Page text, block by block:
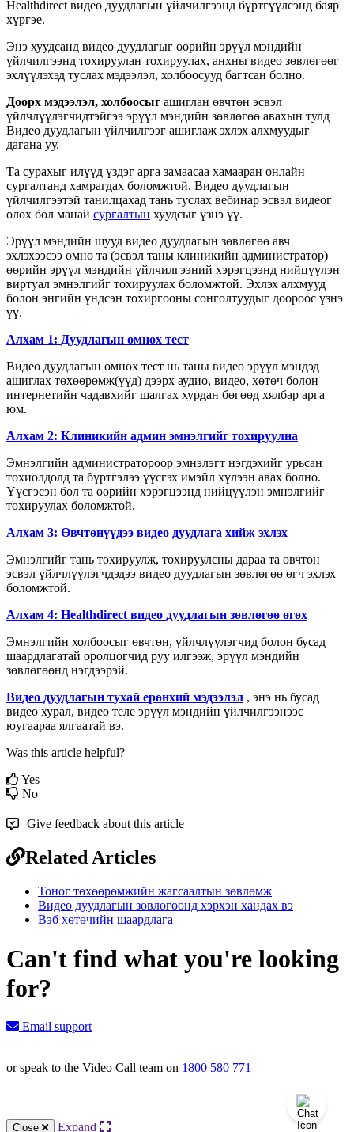
Healthdirect видео дуудлагын үйлчилгээнд бүртгүүлсэнд баяр
хүргэе.
Энэ хуудсанд видео дуудлагыг өөрийн эрүүл мэндийн
үйлчилгээнд тохируулан тохируулах, анхны видео зөвлөгөөг
эхлүүлэхэд туслах мэдээлэл, холбоосууд багтсан болно.
Доорх мэдээлэл, холбоосыг ашиглан өвчтөн эсвэл
үйлчлүүлэгчидтэйгээ эрүүл мэндийн зөвлөгөө авахын тулд
Видео дуудлагын үйлчилгээг ашиглаж эхлэх алхмуудыг
дагана уу.
Та сурахыг илүүд үздэг арга замаасаа хамааран онлайн
сургалтанд хамрагдах боломжтой. Видео дуудлагын
үйлчилгээтэй танилцахад тань туслах вебинар эсвэл видеог
олох бол манай сургалтын хуудсыг үзнэ үү.
Эрүүл мэндийн шууд видео дуудлагын зөвлөгөө авч
эхлэхээсээ өмнө та (эсвэл таны клиникийн администратор)
өөрийн эрүүл мэндийн үйлчилгээний хэрэгцээнд нийцүүлэн
виртуал эмнэлгийг тохируулах боломжтой. Эхлэх алхмууд
болон энгийн үндсэн тохиргооны сонголтуудыг доороос үзнэ
үү.
Алхам 1: Дуудлагын өмнөх тест
Видео дуудлагын өмнөх тест нь таны видео эрүүл мэндэд
ашиглах төхөөрөмж(үүд) дээрх аудио, видео, хөтөч болон
интернетийн чадавхийг шалгах хурдан бөгөөд хялбар арга
юм.
Алхам 2: Клиникийн админ эмнэлгийг тохируулна
Эмнэлгийн администратороор эмнэлэгт нэгдэхийг урьсан
тохиолдолд та бүртгэлээ үүсгэх имэйл хүлээн авах болно.
Үүсгэсэн бол та өөрийн хэрэгцээнд нийцүүлэн эмнэлгийг
тохируулах боломжтой.
Алхам 3: Өвчтөнүүдээ видео дуудлага хийж эхлэх
Эмнэлгийг тань тохируулж, тохируулсны дараа та өвчтөн
эсвэл үйлчлүүлэгчдэдээ видео дуудлагын зөвлөгөө өгч эхлэх
боломжтой.
Алхам 4: Healthdirect видео дуудлагын зөвлөгөө өгөх
Эмнэлгийн холбоосыг өвчтөн, үйлчлүүлэгчид болон бусад
шаардлагатай оролцогчид руу илгээж, эрүүл мэндийн
зөвлөгөөнд нэгдээрэй.
Видео дуудлагын тухай ерөнхий мэдээлэл , энэ нь бусад
видео хурал, видео теле эрүүл мэндийн үйлчилгээнээс
юугаараа ялгаатай вэ.
Was this article helpful?
Yes
No
Give feedback about this article
Related Articles
Тоног төхөөрөмжийн жагсаалтын зөвлөмж
Видео дуудлагын зөвлөгөөнд хэрхэн хандах вэ
Вэб хөтөчийн шаардлага
Can't find what you're looking
for?
Email support
or speak to the Video Call team on 1800 580 771
Close
Expand